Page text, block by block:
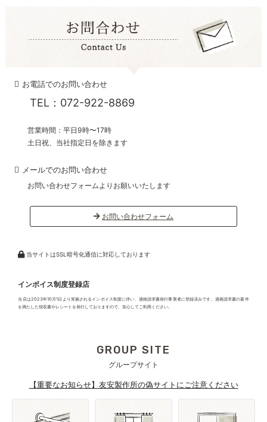
お電話でのお問い合わせ
TEL：072-922-8869
営業時間：平日9時〜17時
土日祝、当社指定日を除きます
メールでのお問い合わせ
お問い合わせフォームよりお願いいたします
お問い合わせフォーム
当サイトはSSL暗号化通信に対応しております
インボイス制度登録店
当店は2023年10月1日より実施されるインボイス制度に伴い、適格請求書発行事業者に登録済みです。適格請求書の要件
を満たした領収書やレシートを発行しておりますので、安心してご利用ください。
GROUP SITE
グループサイト
【重要なお知らせ】友安製作所の偽サイトにご注意ください